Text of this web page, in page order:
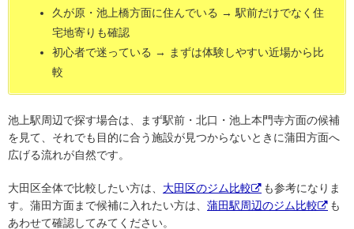
久が原・池上橋方面に住んでいる → 駅前だけでなく住
宅地寄りも確認
初心者で迷っている → まずは体験しやすい近場から比
較
池上駅周辺で探す場合は、まず駅前・北口・池上本門寺方面の候補
を見て、それでも目的に合う施設が見つからないときに蒲田方面へ
広げる流れが自然です。
大田区全体で比較したい方は、 大田区のジム比較
も参考になりま
す。蒲田方面まで候補に入れたい方は、 蒲田駅周辺のジム比較
も
あわせて確認してみてください。